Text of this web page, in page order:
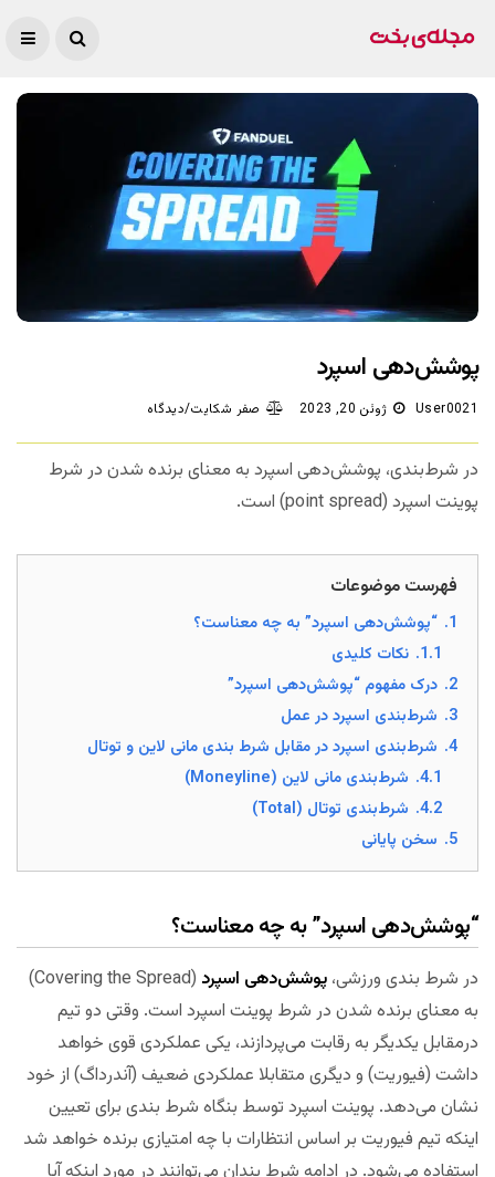
پوشش‌دهی اسپرد
User0021 ژوئن 20, 2023 صفر شکایت/دیدگاه
در شرط‌بندی، پوشش‌دهی اسپرد به معنای برنده شدن در شرط
پوینت اسپرد (point spread) است.
فهرست موضوعات
1. “پوشش‌دهی اسپرد” به چه معناست؟
1.1. نکات کلیدی
2. درک مفهوم “پوشش‌دهی اسپرد”
3. شرط‌‌بندی اسپرد در عمل
4. شرط‌بندی اسپرد در مقابل شرط بندی مانی لاین و توتال
4.1. شرط‌بندی مانی لاین (Moneyline)
4.2. شرط‌بندی توتال (Total)
5. سخن پایانی
“پوشش‌دهی اسپرد” به چه معناست؟
در شرط بندی ورزشی، پوشش‌دهی اسپرد
(Covering the Spread)
به معنای برنده شدن در شرط پوینت اسپرد است. وقتی دو تیم
درمقابل یکدیگر به رقابت می‌پردازند، یکی عملکردی قوی خواهد
داشت (فیوریت) و دیگری متقابلا عملکردی ضعیف (آندرداگ) از خود
نشان می‌دهد. پوینت اسپرد توسط بنگاه شرط بندی برای تعیین
اینکه تیم فیوریت بر اساس انتظارات با چه امتیازی برنده خواهد شد